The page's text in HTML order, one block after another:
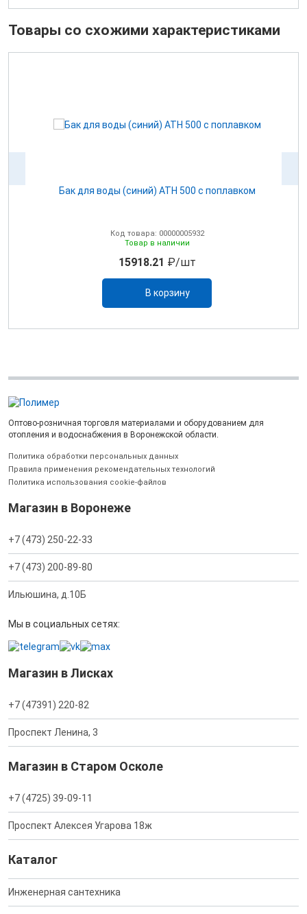
Товары со схожими характеристиками
Бак для воды (синий) ATH 500 с поплавком
Код товара: 00000005932
Товар в наличии
15918.21 ₽/шт
В корзину
Оптово-розничная торговля материалами и оборудованием для
отопления и водоснабжения в Воронежской области.
Политика обработки персональных данных
Правила применения рекомендательных технологий
Политика использования cookie-файлов
Магазин в Воронеже
+7 (473) 250-22-33
+7 (473) 200-89-80
Ильюшина, д.10Б
Мы в социальных сетях:
Магазин в Лисках
+7 (47391) 220-82
Проспект Ленина, 3
Магазин в Старом Осколе
+7 (4725) 39-09-11
Проспект Алексея Угарова 18ж
Каталог
Инженерная сантехника